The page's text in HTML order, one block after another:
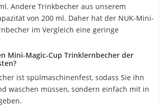
Andere Trinkbecher aus unserem
von 200 ml. Daher hat der NUK-Mini-
im Vergleich eine geringe
Mini-Magic-Cup Trinklernbecher der
ist spülmaschinenfest, sodass Sie ihn
waschen müssen, sondern einfach mit in